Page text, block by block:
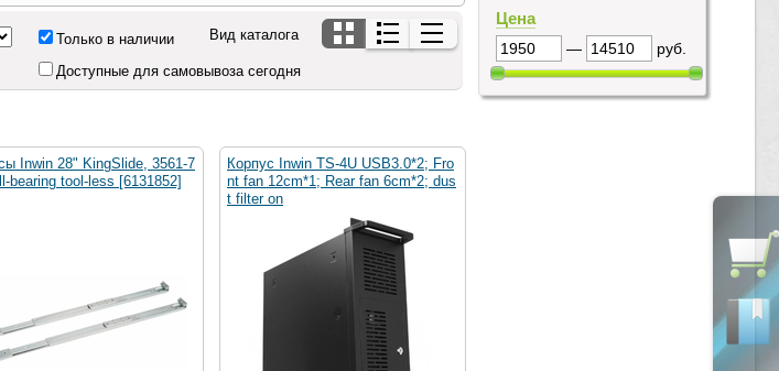
Только в наличии
Доступные для самовывоза сегодня
Вид каталога
Inwin 28" KingSlide, 3561-7
bearing tool-less [6131852]
Корпус Inwin TS-4U USB3.0*2; Fro
nt fan 12cm*1; Rear fan 6cm*2; dus
t filter on
Цена
— руб.